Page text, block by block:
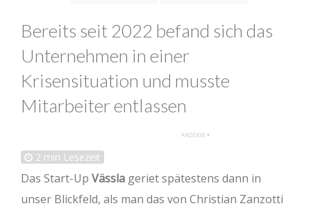
Bereits seit 2022 befand sich das
Unternehmen in einer
Krisensituation und musste
Mitarbeiter entlassen
2 min Lesezeit
Das Start-Up Vässla geriet spätestens dann in
unser Blickfeld, als man das von Christian Zanzotti